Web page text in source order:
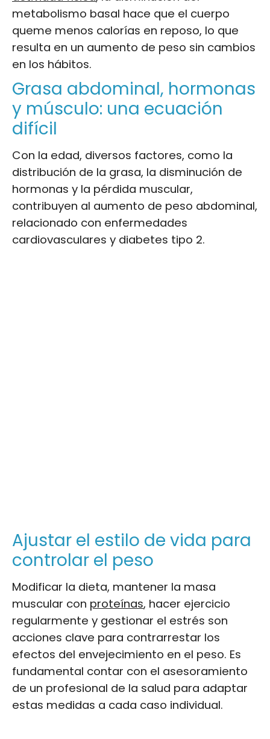
metabolismo basal hace que el cuerpo
queme menos calorías en reposo, lo que
resulta en un aumento de peso sin cambios
en los hábitos.
Grasa abdominal, hormonas
y músculo: una ecuación
difícil
Con la edad, diversos factores, como la
distribución de la grasa, la disminución de
hormonas y la pérdida muscular,
contribuyen al aumento de peso abdominal,
relacionado con enfermedades
cardiovasculares y diabetes tipo 2.
Ajustar el estilo de vida para
controlar el peso
Modificar la dieta, mantener la masa
muscular con proteínas, hacer ejercicio
regularmente y gestionar el estrés son
acciones clave para contrarrestar los
efectos del envejecimiento en el peso. Es
fundamental contar con el asesoramiento
de un profesional de la salud para adaptar
estas medidas a cada caso individual.